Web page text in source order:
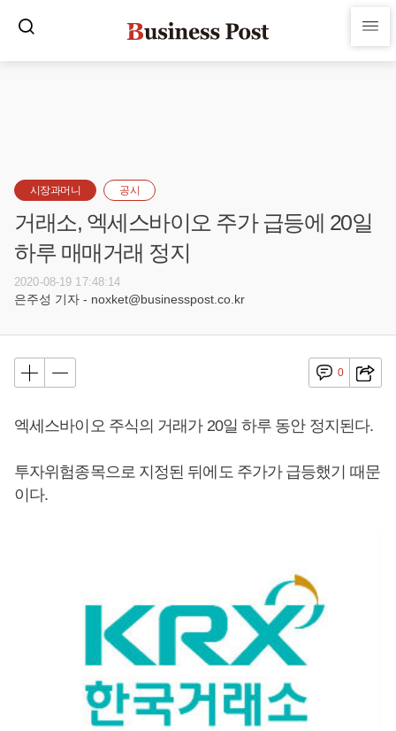
시장과머니 공시
거래소, 엑세스바이오 주가 급등에 20일
하루 매매거래 정지
2020-08-19 17:48:14
은주성 기자 - noxket@businesspost.co.kr
0
엑세스바이오 주식의 거래가 20일 하루 동안 정지된다.
투자위험종목으로 지정된 뒤에도 주가가 급등했기 때문
이다.